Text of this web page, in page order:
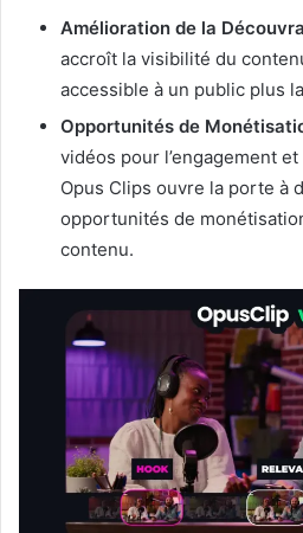
Amélioration de la
accroît la visibilité du
accessible à un public plus
Opportunités de
vidéos pour l’engagement
Opus Clips ouvre la porte à
opportunités de
contenu.